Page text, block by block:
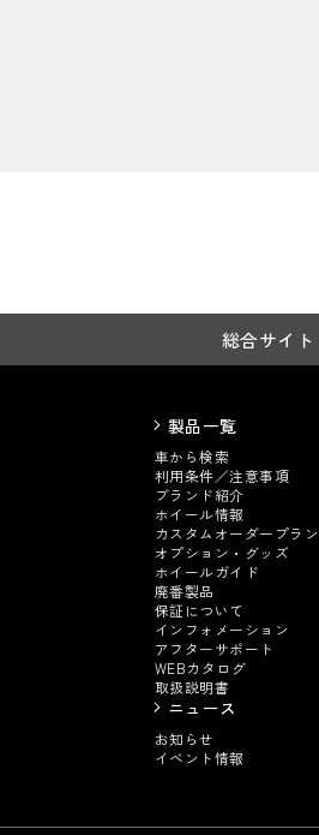
総合サイト
製品一覧
車から検索
利用条件／注意事項
ブランド紹介
ホイール情報
カスタムオーダープラン
オプション・グッズ
ホイールガイド
廃番製品
保証について
インフォメーション
アフターサポート
WEBカタログ
取扱説明書
ニュース
お知らせ
イベント情報